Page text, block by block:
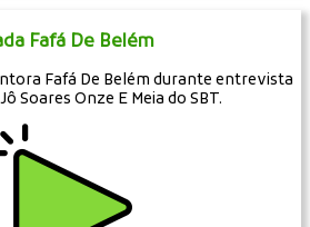
Fafá De Belém
Fafá De Belém durante entrevista
Soares Onze E Meia do SBT.